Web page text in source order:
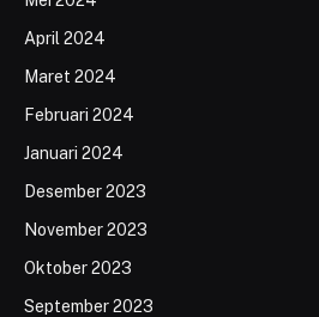
April 2024
Maret 2024
Februari 2024
Januari 2024
Desember 2023
November 2023
Oktober 2023
September 2023